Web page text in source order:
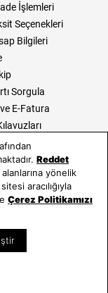
İşlemleri
Seçenekleri
Bilgileri
Sorgula
E-Fatura
Reddet
yönelik
aracılığıyla
Çerez Politikamızı